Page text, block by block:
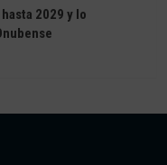
2029 y lo